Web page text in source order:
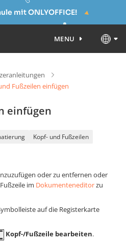
mit ONLYOFFICE!
MENU
Fußzeilen einfügen
einfügen
Kopf- und Fußzeilen
oder zu entfernen oder
im Dokumenteneditorzu
auf die Registerkarte
Kopf-/Fußzeile bearbeiten.